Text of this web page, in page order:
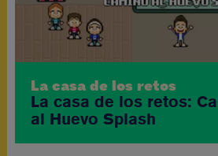
La casa de los retos
La casa de los retos:
al Huevo Splash